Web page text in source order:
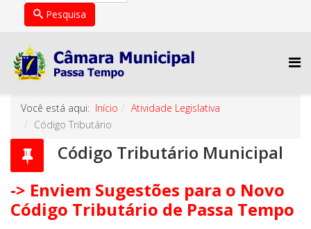
Pesquisa
Você está aqui: Início
Atividade Legislativa
Código Tributário
Código Tributário Municipal
-> Enviem Sugestões para o Novo
Código Tributário de Passa Tempo